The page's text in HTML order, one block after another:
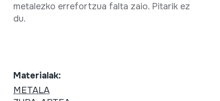
metalezko errefortzua falta zaio. Pitarik ez
du.
Materialak:
METALA